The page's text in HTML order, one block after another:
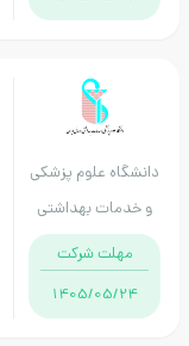
دانشگاه علوم پزشکی
و خدمات بهداشتی
درمانی ایران
مهلت شرکت
1405/05/24